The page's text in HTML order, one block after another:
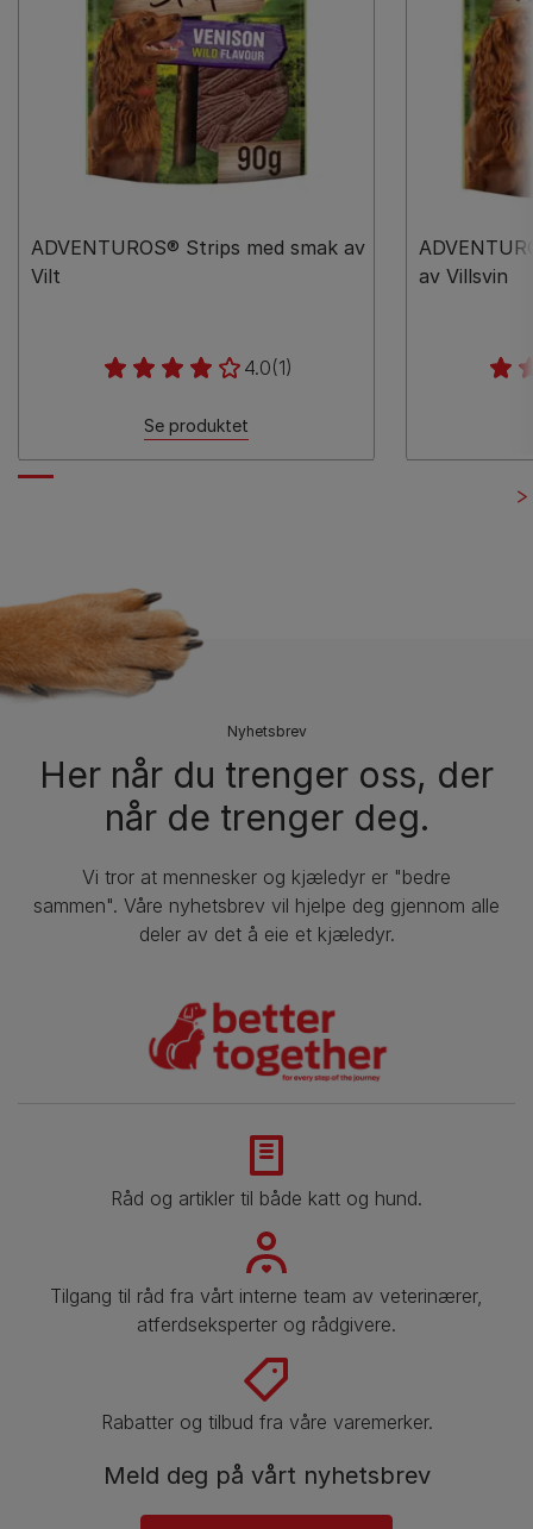
ADVENTUROS® Strips med smak av
Vilt
4.0(1)
Se produktet
av Villsvin
Nyhetsbrev
Her når du trenger oss, der
når de trenger deg.
Vi tror at mennesker og kjæledyr er "bedre
sammen". Våre nyhetsbrev vil hjelpe deg gjennom alle
deler av det å eie et kjæledyr.
Råd og artikler til både katt og hund.
Tilgang til råd fra vårt interne team av veterinærer,
atferdseksperter og rådgivere.
Rabatter og tilbud fra våre varemerker.
Meld deg på vårt nyhetsbrev